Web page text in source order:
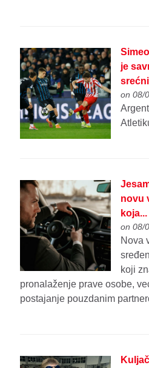
je
on 08/
novu
koja...
on 08/
Nova
koji
pronalaženje prave osobe,
postajanje pouzdanim